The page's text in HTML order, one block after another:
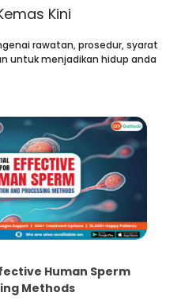
Kini
rawatan, prosedur, syarat
untuk menjadikan hidup anda
Human Sperm
Methods